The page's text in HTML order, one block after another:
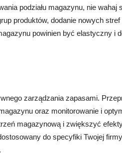
podziału magazynu, nie wahaj
produktów, dodanie nowych
powinien być elastyczny i
zarządzania zapasami.
oraz monitorowanie i
magazynową i zwiększyć
do specyfiki Twojej